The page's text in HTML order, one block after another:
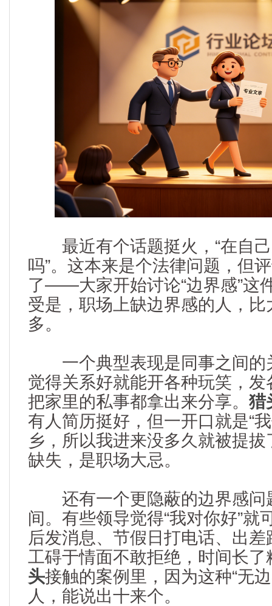
最近有个话题挺火，“在自己
吗”。这本来是个法律问题，但
了——大家开始讨论“边界感”这
受是，职场上缺边界感的人，
多。
一个典型表现是同事之间的
觉得关系好就能开各种玩笑，
把家里的私事都拿出来分享。 猎
有人简历挺好，但一开口就是“
乡，所以我进来没多久就被提拔
缺失，是职场大忌。
还有一个更隐蔽的边界感
间。有些领导觉得“我对你好”就
后发消息、节假日打电话、出
工碍于情面不敢拒绝，时间长
头接触的案例里，因为这种“无
人，能说出十来个。